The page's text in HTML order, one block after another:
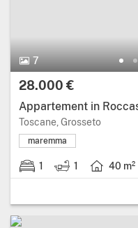
7
28.000 €
Appartement in
Toscane, Grosseto
maremma
1 1 40 m²